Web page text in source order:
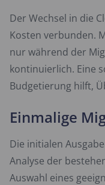
Der Wechsel in die
Kosten verbunden.
nur während der
kontinuierlich. Eine
Budgetierung hilft,
Einmalige
Die initialen
Analyse der
Auswahl eines